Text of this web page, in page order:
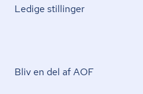
Ledige stillinger
Bliv en del af AOF